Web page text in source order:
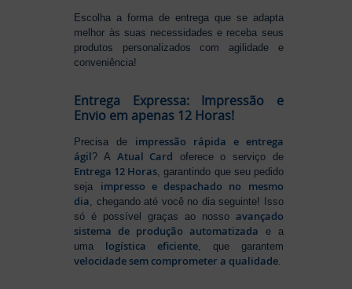
Escolha a forma de entrega que se adapta
melhor às suas necessidades e receba seus
produtos personalizados com agilidade e
conveniência!
Entrega Expressa: Impressão e
Envio em apenas 12 Horas!
Precisa de impressão rápida e entrega
ágil? A Atual Card oferece o serviço de
Entrega 12 Horas , garantindo que seu pedido
seja impresso e despachado no mesmo
dia , chegando até você no dia seguinte! Isso
só é possível graças ao nosso avançado
sistema de produção automatizada e a
uma logística eficiente , que garantem
velocidade sem comprometer a qualidade